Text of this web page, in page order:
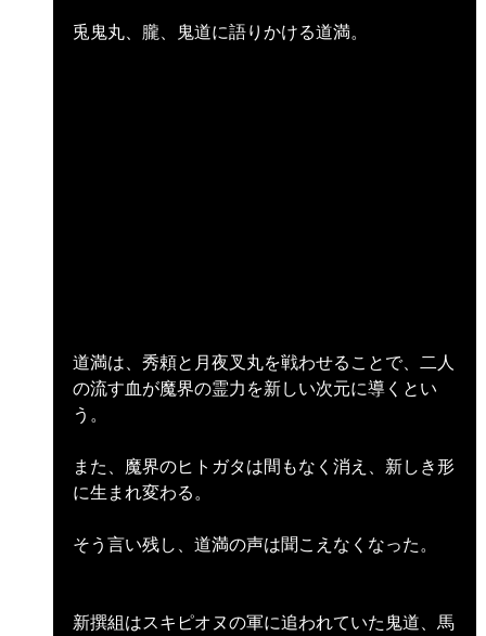
兎鬼丸、朧、鬼道に語りかける道満。
道満は、秀頼と月夜叉丸を戦わせることで、二人
の流す血が魔界の霊力を新しい次元に導くとい
う。
また、魔界のヒトガタは間もなく消え、新しき形
に生まれ変わる。
そう言い残し、道満の声は聞こえなくなった。
新撰組はスキピオヌの軍に追われていた鬼道、馬